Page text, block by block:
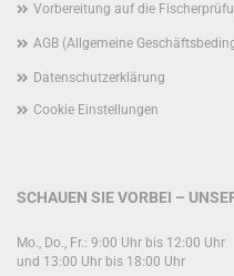
Vorbereitung auf die
AGB (Allgemeine
Datenschutzerklärung
Cookie Einstellungen
SCHAUEN SIE VORBEI –
Mo., Do., Fr.: 9:00 Uhr bis 12:00 Uhr
und 13:00 Uhr bis 18:00 Uhr